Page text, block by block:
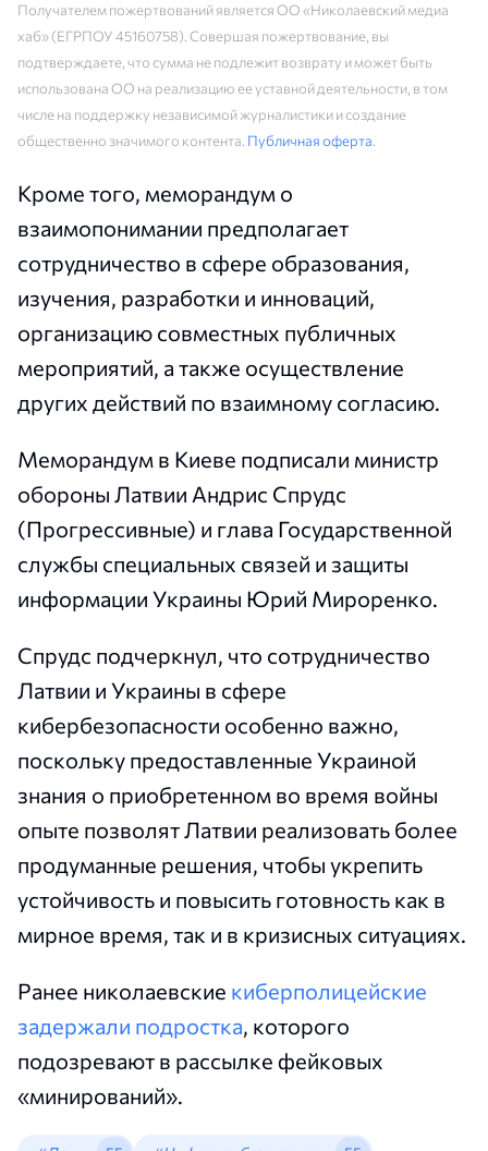
Получателем пожертвований является ОО «Николаевский медиа
хаб» (ЕГРПОУ 45160758). Совершая пожертвование, вы
подтверждаете, что сумма не подлежит возврату и может быть
использована ОО на реализацию ее уставной деятельности, в том
числе на поддержку независимой журналистики и создание
общественно значимого контента. Публичная оферта.
Кроме того, меморандум о
взаимопонимании предполагает
сотрудничество в сфере образования,
изучения, разработки и инноваций,
организацию совместных публичных
мероприятий, а также осуществление
других действий по взаимному согласию.
Меморандум в Киеве подписали министр
обороны Латвии Андрис Спрудс
(Прогрессивные) и глава Государственной
службы специальных связей и защиты
информации Украины Юрий Мироренко.
Спрудс подчеркнул, что сотрудничество
Латвии и Украины в сфере
кибербезопасности особенно важно,
поскольку предоставленные Украиной
знания о приобретенном во время войны
опыте позволят Латвии реализовать более
продуманные решения, чтобы укрепить
устойчивость и повысить готовность как в
мирное время, так и в кризисных ситуациях.
Ранее николаевские киберполицейские
задержали подростка, которого
подозревают в рассылке фейковых
«минирований».